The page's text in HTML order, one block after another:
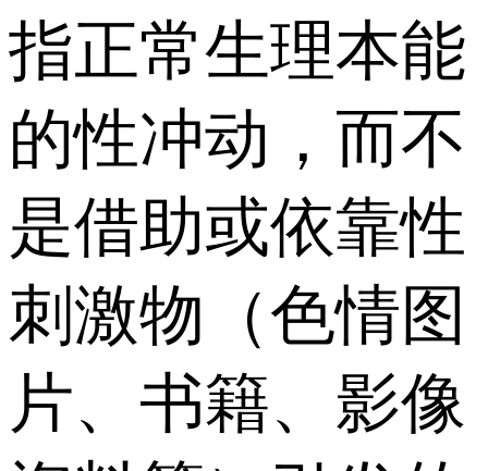
指正常生理本能
的性冲动，而不
是借助或依靠性
刺激物（色情图
片、书籍、影像